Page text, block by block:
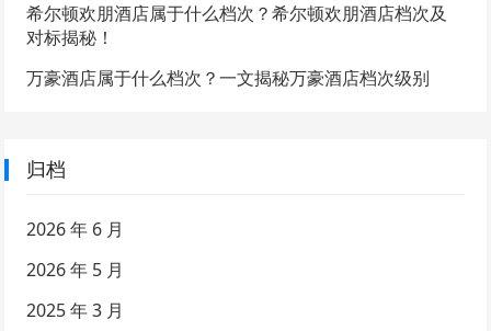
希尔顿欢朋酒店属于什么档次？希尔顿欢朋酒店档次及
对标揭秘！
万豪酒店属于什么档次？一文揭秘万豪酒店档次级别
归档
2026 年 6 月
2026 年 5 月
2025 年 3 月